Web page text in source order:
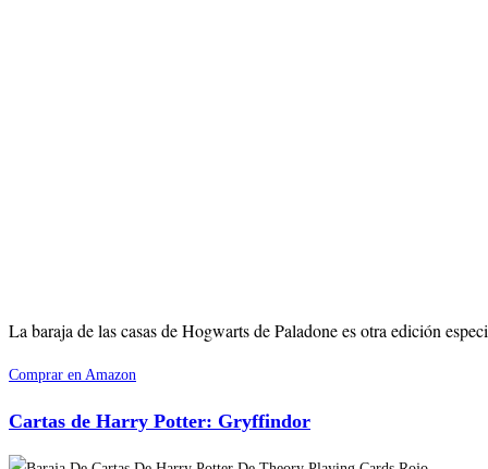
La baraja de las casas de Hogwarts de Paladone es otra edición
Comprar en Amazon
Cartas de Harry Potter: Gryffindor